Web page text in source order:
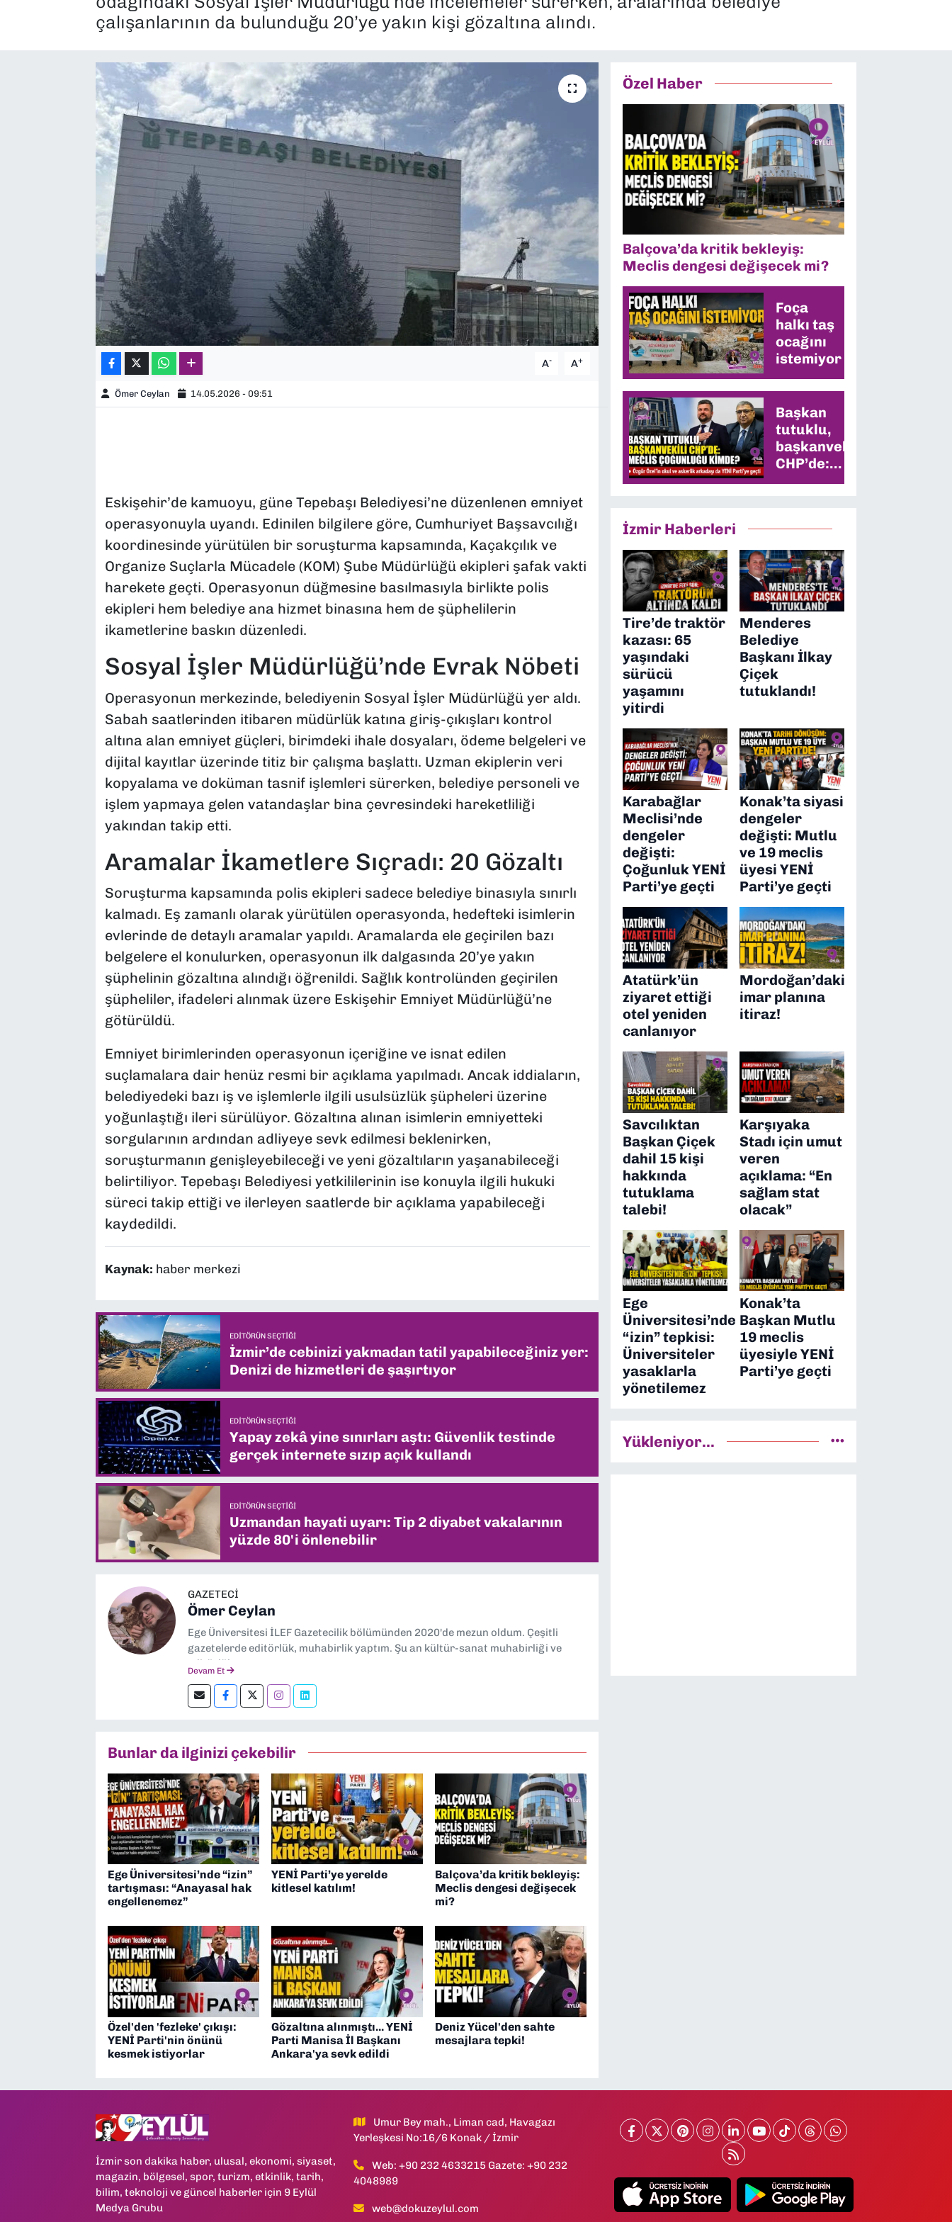
çalışanlarının da bulunduğu 20’ye yakın kişi gözaltına alındı.
A- A+
Ömer Ceylan 14.05.2026 - 09:51
Eskişehir’de kamuoyu, güne Tepebaşı Belediyesi’ne düzenlenen emniyet
operasyonuyla uyandı. Edinilen bilgilere göre, Cumhuriyet Başsavcılığı
koordinesinde yürütülen bir soruşturma kapsamında, Kaçakçılık ve
Organize Suçlarla Mücadele (KOM) Şube Müdürlüğü ekipleri şafak vakti
harekete geçti. Operasyonun düğmesine basılmasıyla birlikte polis
ekipleri hem belediye ana hizmet binasına hem de şüphelilerin
ikametlerine baskın düzenledi.
Sosyal İşler Müdürlüğü’nde Evrak Nöbeti
Operasyonun merkezinde, belediyenin Sosyal İşler Müdürlüğü yer aldı.
Sabah saatlerinden itibaren müdürlük katına giriş-çıkışları kontrol
altına alan emniyet güçleri, birimdeki ihale dosyaları, ödeme belgeleri ve
dijital kayıtlar üzerinde titiz bir çalışma başlattı. Uzman ekiplerin veri
kopyalama ve doküman tasnif işlemleri sürerken, belediye personeli ve
işlem yapmaya gelen vatandaşlar bina çevresindeki hareketliliği
yakından takip etti.
Aramalar İkametlere Sıçradı: 20 Gözaltı
Soruşturma kapsamında polis ekipleri sadece belediye binasıyla sınırlı
kalmadı. Eş zamanlı olarak yürütülen operasyonda, hedefteki isimlerin
evlerinde de detaylı aramalar yapıldı. Aramalarda ele geçirilen bazı
belgelere el konulurken, operasyonun ilk dalgasında 20’ye yakın
şüphelinin gözaltına alındığı öğrenildi. Sağlık kontrolünden geçirilen
şüpheliler, ifadeleri alınmak üzere Eskişehir Emniyet Müdürlüğü’ne
götürüldü.
Emniyet birimlerinden operasyonun içeriğine ve isnat edilen
suçlamalara dair henüz resmi bir açıklama yapılmadı. Ancak iddiaların,
belediyedeki bazı iş ve işlemlerle ilgili usulsüzlük şüpheleri üzerine
yoğunlaştığı ileri sürülüyor. Gözaltına alınan isimlerin emniyetteki
sorgularının ardından adliyeye sevk edilmesi beklenirken,
soruşturmanın genişleyebileceği ve yeni gözaltıların yaşanabileceği
belirtiliyor. Tepebaşı Belediyesi yetkililerinin ise konuyla ilgili hukuki
süreci takip ettiği ve ilerleyen saatlerde bir açıklama yapabileceği
kaydedildi.
Kaynak: haber merkezi
EDITÖRÜN SEÇTIĞI
İzmir’de cebinizi yakmadan tatil yapabileceğiniz yer:
Denizi de hizmetleri de şaşırtıyor
EDITÖRÜN SEÇTIĞI
Yapay zekâ yine sınırları aştı: Güvenlik testinde
gerçek internete sızıp açık kullandı
EDITÖRÜN SEÇTIĞI
Uzmandan hayati uyarı: Tip 2 diyabet vakalarının
yüzde 80'i önlenebilir
GAZETECİ
Ömer Ceylan
Ege Üniversitesi İLEF Gazetecilik bölümünden 2020'de mezun oldum. Çeşitli
gazetelerde editörlük, muhabirlik yaptım. Şu an kültür-sanat muhabirliği ve
editörlük yapıyorum.
Devam Et
Bunlar da ilginizi çekebilir
Ege Üniversitesi’nde “izin”
tartışması: “Anayasal hak
engellenemez”
YENİ Parti’ye yerelde
kitlesel katılım!
Balçova’da kritik bekleyiş:
Meclis dengesi değişecek
mi?
Özel'den 'fezleke' çıkışı:
YENİ Parti'nin önünü
kesmek istiyorlar
Gözaltına alınmıştı... YENİ
Parti Manisa İl Başkanı
Ankara'ya sevk edildi
Deniz Yücel'den sahte
mesajlara tepki!
Özel Haber
Balçova’da kritik bekleyiş:
Meclis dengesi değişecek mi?
Foça
halkı taş
ocağını
istemiyor
Başkan
tutuklu,
başkanvekili
CHP’de:
Meclis
İzmir Haberleri
Tire’de traktör
kazası: 65
yaşındaki
sürücü
yaşamını
yitirdi
Menderes
Belediye
Başkanı İlkay
Çiçek
tutuklandı!
Karabağlar
Meclisi’nde
dengeler
değişti:
Çoğunluk YENİ
Parti’ye geçti
Konak’ta siyasi
dengeler
değişti: Mutlu
ve 19 meclis
üyesi YENİ
Parti’ye geçti
Atatürk’ün
ziyaret ettiği
otel yeniden
canlanıyor
Mordoğan’daki
imar planına
itiraz!
Savcılıktan
Başkan Çiçek
dahil 15 kişi
hakkında
tutuklama
talebi!
Karşıyaka
Stadı için umut
veren
açıklama: “En
sağlam stat
olacak”
Ege
Üniversitesi’nde
“izin” tepkisi:
Üniversiteler
yasaklarla
yönetilemez
Konak’ta
Başkan Mutlu
19 meclis
üyesiyle YENİ
Parti’ye geçti
Yükleniyor...
İzmir son dakika haber, ulusal, ekonomi, siyaset,
magazin, bölgesel, spor, turizm, etkinlik, tarih,
bilim, teknoloji ve güncel haberler için 9 Eylül
Medya Grubu
Umur Bey mah., Liman cad, Havagazı
Yerleşkesi No:16/6 Konak / İzmir
Web: +90 232 4633215 Gazete: +90 232
4048989
web@dokuzeylul.com
TEKNOLOJİ
YEREL YÖNETİMLER